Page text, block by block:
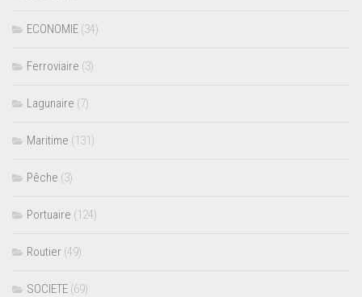
ECONOMIE (34)
Ferroviaire (3)
Lagunaire (7)
Maritime (131)
Pêche (3)
Portuaire (124)
Routier (49)
SOCIETE (69)